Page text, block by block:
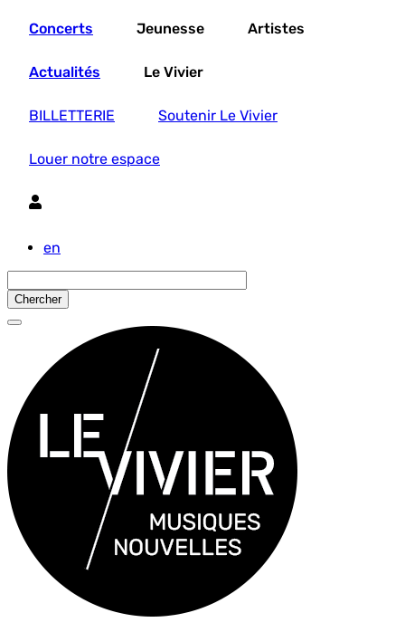
principal
Concerts Jeunesse Artistes
Actualités Le Vivier
BILLETTERIE Soutenir Le Vivier
Louer notre espace
en